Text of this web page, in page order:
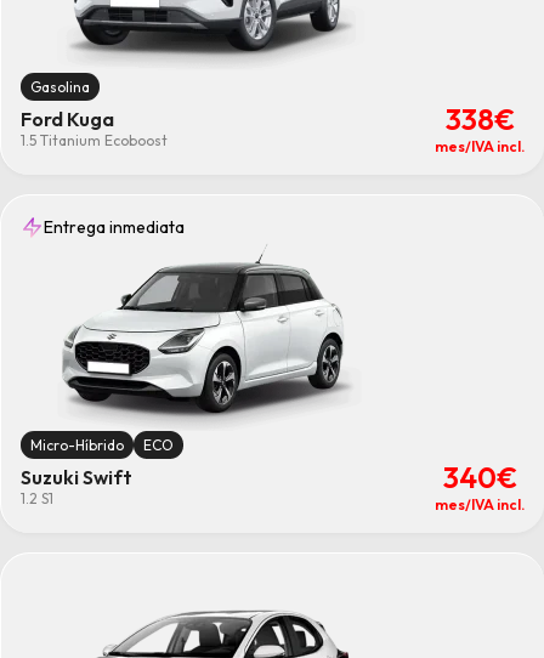
Gasolina
Ford Kuga
1.5 Titanium Ecoboost
338€
mes/IVA incl.
Entrega inmediata
Micro-Híbrido ECO
Suzuki Swift
1.2 S1
340€
mes/IVA incl.